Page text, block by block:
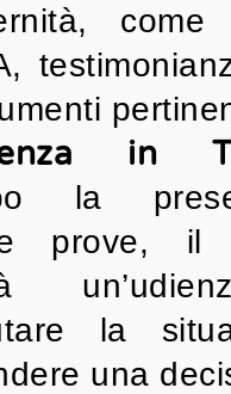
in
la
prove, il
la
una